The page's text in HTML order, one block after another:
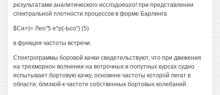
результатами аналитического исслэдоешго! при представлении
спектральной плотности процессов в форме Барлинга
$Си>)= Лео"5 е*р(-Ьсо") (5)
в функцяя частоты встречи.
Спектрограммы боровой качки свидетельствуют, что при движения
на трехморнон волнении на вотрочных и попутных курсах судно
испытывает бортовую качку, основнне частоты которой легат в
области, близкой к частоте собственных бортовых колебаний.